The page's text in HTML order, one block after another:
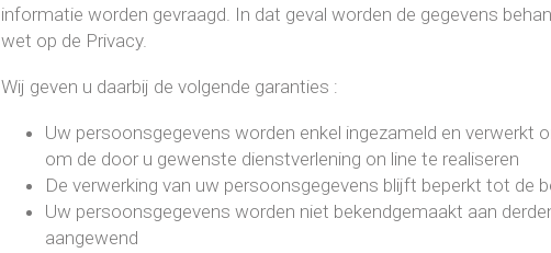
informatie worden gevraagd. In dat geval worden de gegevens
wet op de Privacy.
Wij geven u daarbij de volgende garanties :
Uw persoonsgegevens worden enkel ingezameld en
om de door u gewenste dienstverlening on line te realiseren
De verwerking van uw persoonsgegevens blijft beperkt tot de
Uw persoonsgegevens worden niet bekendgemaakt aan
aangewend